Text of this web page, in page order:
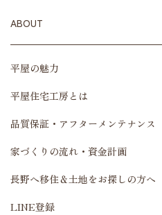
ABOUT
平屋の魅力
平屋住宅工房とは
品質保証・アフターメンテナンス
家づくりの流れ・資金計画
長野へ移住＆土地をお探しの方へ
LINE登録